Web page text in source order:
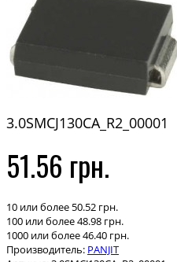
3.0SMCJ130CA_R2_00001
51.56 грн.
10 или более 50.52 грн.
100 или более 48.98 грн.
1000 или более 46.40 грн.
Производитель: PANJIT